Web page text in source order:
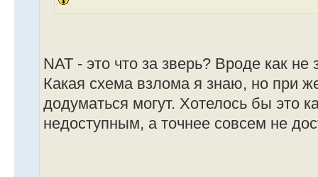
NAT - это что за зверь? Вроде как не
Какая схема взлома я знаю, но при
додуматься могут. Хотелось бы это
недоступным, а точнее совсем не